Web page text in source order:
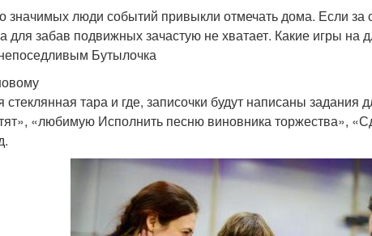
значимых люди событий привыкли отмечать дома. Если за
для забав подвижных зачастую не хватает. Какие игры на
Бутылочка
стеклянная тара и где, записочки будут написаны задания
«любимую Исполнить песню виновника торжества»,